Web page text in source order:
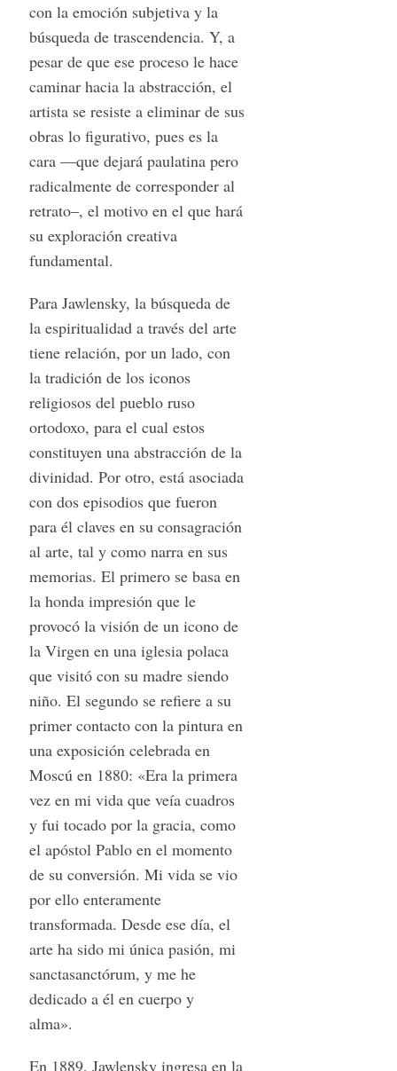
con la emoción subjetiva y la
búsqueda de trascendencia. Y, a
pesar de que ese proceso le hace
caminar hacia la abstracción, el
artista se resiste a eliminar de sus
obras lo figurativo, pues es la
cara —que dejará paulatina pero
radicalmente de corresponder al
retrato–, el motivo en el que hará
su exploración creativa
fundamental.
Para Jawlensky, la búsqueda de
la espiritualidad a través del arte
tiene relación, por un lado, con
la tradición de los iconos
religiosos del pueblo ruso
ortodoxo, para el cual estos
constituyen una abstracción de la
divinidad. Por otro, está asociada
con dos episodios que fueron
para él claves en su consagración
al arte, tal y como narra en sus
memorias. El primero se basa en
la honda impresión que le
provocó la visión de un icono de
la Virgen en una iglesia polaca
que visitó con su madre siendo
niño. El segundo se refiere a su
primer contacto con la pintura en
una exposición celebrada en
Moscú en 1880: «Era la primera
vez en mi vida que veía cuadros
y fui tocado por la gracia, como
el apóstol Pablo en el momento
de su conversión. Mi vida se vio
por ello enteramente
transformada. Desde ese día, el
arte ha sido mi única pasión, mi
sanctasanctórum, y me he
dedicado a él en cuerpo y
alma».
En 1889, Jawlensky ingresa en la